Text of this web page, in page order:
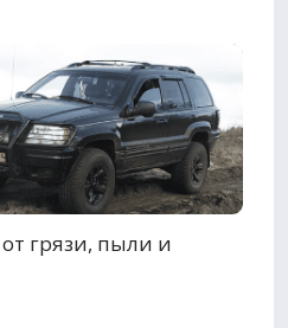
грязи, пыли и